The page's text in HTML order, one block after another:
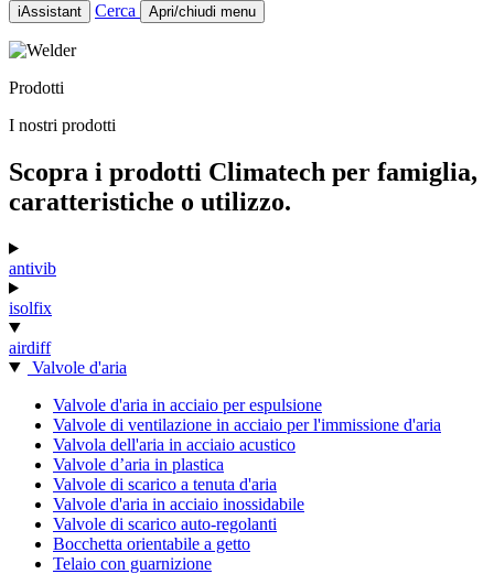
iAssistant Cerca Apri/chiudi menu
Home
Prodotti
Novità
IT
Prodotti
I nostri prodotti
Scopra i prodotti Climatech per famiglia,
caratteristiche o utilizzo.
antivib
isolfix
airdiff
Valvole d'aria
Valvole d'aria in acciaio per espulsione
Valvole di ventilazione in acciaio per l'immissione d'aria
Valvola dell'aria in acciaio acustico
Valvole d’aria in plastica
Valvole di scarico a tenuta d'aria
Valvole d'aria in acciaio inossidabile
Valvole di scarico auto-regolanti
Bocchetta orientabile a getto
Telaio con guarnizione